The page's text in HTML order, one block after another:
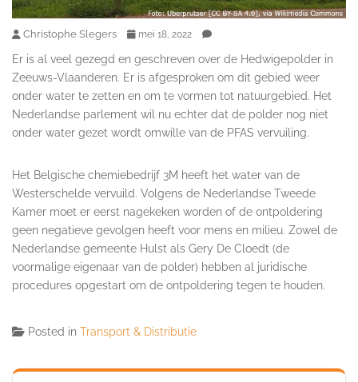
Christophe Slegers mei 18, 2022
Er is al veel gezegd en geschreven over de Hedwigepolder in
Zeeuws-Vlaanderen. Er is afgesproken om dit gebied weer
onder water te zetten en om te vormen tot natuurgebied. Het
Nederlandse parlement wil nu echter dat de polder nog niet
onder water gezet wordt omwille van de PFAS vervuiling.
Het Belgische chemiebedrijf 3M heeft het water van de
Westerschelde vervuild. Volgens de Nederlandse Tweede
Kamer moet er eerst nagekeken worden of de ontpoldering
geen negatieve gevolgen heeft voor mens en milieu. Zowel de
Nederlandse gemeente Hulst als Gery De Cloedt (de
voormalige eigenaar van de polder) hebben al juridische
procedures opgestart om de ontpoldering tegen te houden.
Posted in Transport & Distributie